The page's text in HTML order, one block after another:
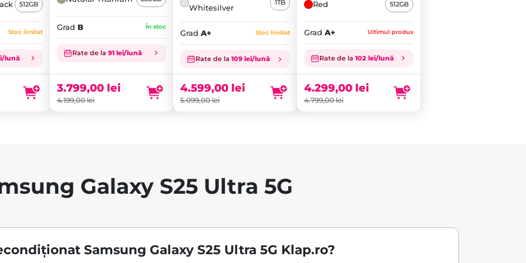
512GB
Stoc limitat
lună
Grad B În stoc
Rate de la 91 lei/lună
4.199,00lei
inițial
fost:
4.199,00 lei.
3.799,00 lei
Prețul
este:
3.799,00 lei.
Whitesilver
1TB
Grad A+ Stoc limitat
Rate de la109 lei/lună
5.099,00lei
Prețul
inițial
fost:
5.099,00 lei.
4.599,00 lei
Prețul
este:
4.599,00 lei.
Red 512GB
Grad A+ Ultimul produs
Rate de la 102 lei/lună
4.799,00lei
Prețul
inițial
fost:
4.799,00 lei.
4.299,00 lei
Prețul
este:
4.299,00 lei.
Galaxy S25 Ultra 5G
Samsung Galaxy S25 Ultra 5G Klap.ro?